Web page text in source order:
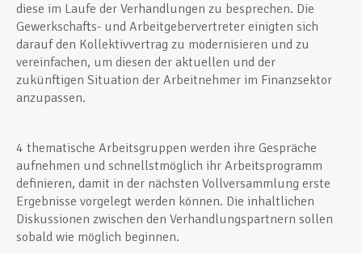
diese im Laufe der Verhandlungen zu besprechen. Die
Gewerkschafts- und Arbeitgebervertreter einigten sich
darauf den Kollektivvertrag zu modernisieren und zu
vereinfachen, um diesen der aktuellen und der
zukünftigen Situation der Arbeitnehmer im Finanzsektor
anzupassen.
4 thematische Arbeitsgruppen werden ihre Gespräche
aufnehmen und schnellstmöglich ihr Arbeitsprogramm
definieren, damit in der nächsten Vollversammlung erste
Ergebnisse vorgelegt werden können. Die inhaltlichen
Diskussionen zwischen den Verhandlungspartnern sollen
sobald wie möglich beginnen.